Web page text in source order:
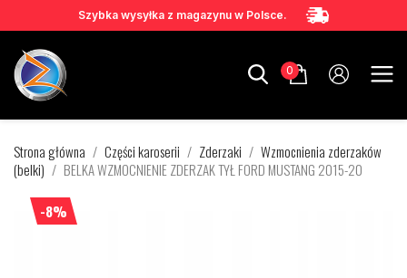
Szybka wysyłka z magazynu w Polsce.
0
Strona główna Części karoserii Zderzaki
Wzmocnienia zderzaków
(belki)
BELKA WZMOCNIENIE ZDERZAK TYŁ FORD MUSTANG 2015-20
-8%